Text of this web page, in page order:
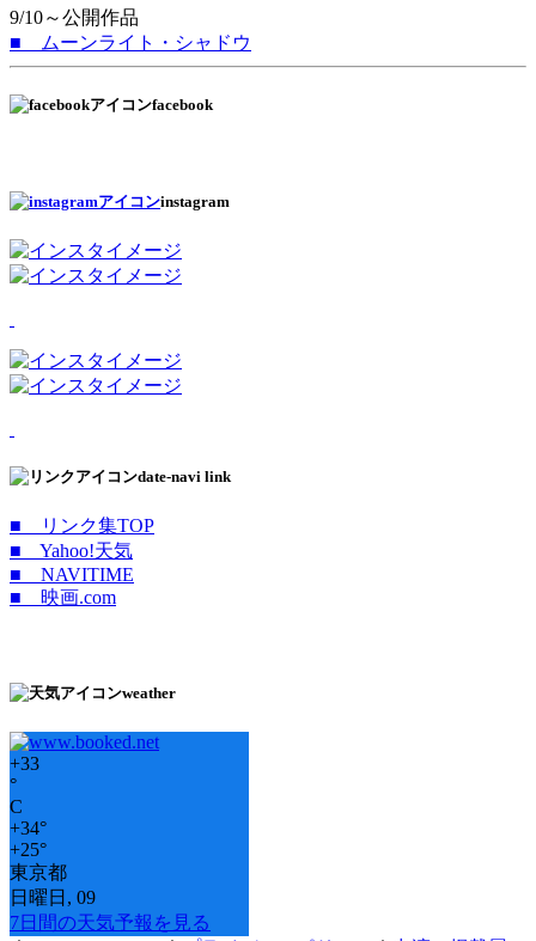
9/10～公開作品
■ ムーンライト・シャドウ
facebook
instagram
date-navi link
■ リンク集TOP
■ Yahoo!天気
■ NAVITIME
■ 映画.com
weather
+33
°
C
+34°
+25°
東京都
日曜日, 09
7日間の天気予報を見る